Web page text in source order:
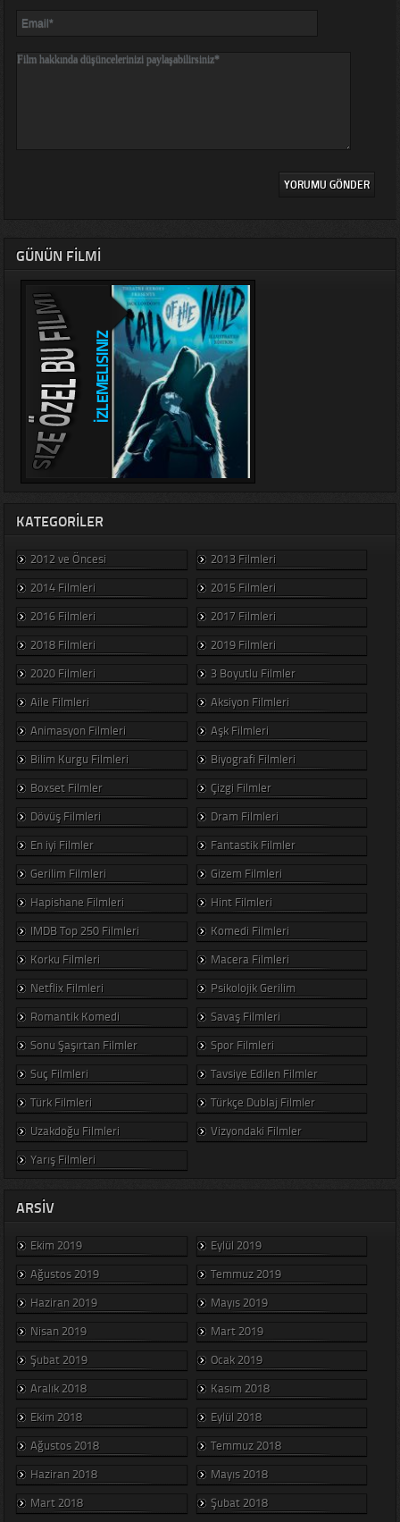
GÜNÜN FILMI
KATEGORILER
2012 ve Öncesi
2013 Filmleri
2014 Filmleri
2015 Filmleri
2016 Filmleri
2017 Filmleri
2018 Filmleri
2019 Filmleri
2020 Filmleri
3 Boyutlu Filmler
Aile Filmleri
Aksiyon Filmleri
Animasyon Filmleri
Aşk Filmleri
Bilim Kurgu Filmleri
Biyografi Filmleri
Boxset Filmler
Çizgi Filmler
Dövüş Filmleri
Dram Filmleri
En iyi Filmler
Fantastik Filmler
Gerilim Filmleri
Gizem Filmleri
Hapishane Filmleri
Hint Filmleri
IMDB Top 250 Filmleri
Komedi Filmleri
Korku Filmleri
Macera Filmleri
Netflix Filmleri
Psikolojik Gerilim
Romantik Komedi
Savaş Filmleri
Sonu Şaşırtan Filmler
Spor Filmleri
Suç Filmleri
Tavsiye Edilen Filmler
Türk Filmleri
Türkçe Dublaj Filmler
Uzakdoğu Filmleri
Vizyondaki Filmler
Yarış Filmleri
ARSIV
Ekim 2019
Eylül 2019
Ağustos 2019
Temmuz 2019
Haziran 2019
Mayıs 2019
Nisan 2019
Mart 2019
Şubat 2019
Ocak 2019
Aralık 2018
Kasım 2018
Ekim 2018
Eylül 2018
Ağustos 2018
Temmuz 2018
Haziran 2018
Mayıs 2018
Mart 2018
Şubat 2018